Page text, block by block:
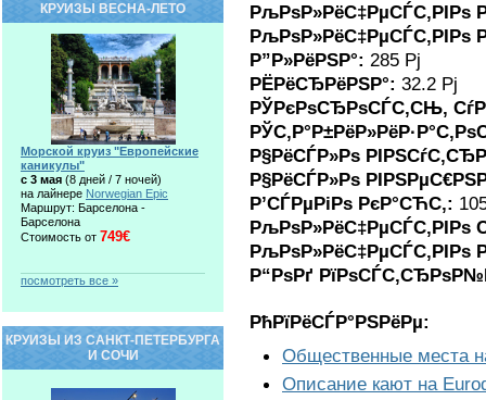
РљРѕР»РёС‡РµСЃС‚РІРѕ
РљРѕР»РёС‡РµСЃС‚РІРѕ
Р”Р»РёРЅР°: 285 Рј
РЁРёСЂРёРЅР°: 32.2 Рј
РЎРєРѕСЂРѕСЃС‚СЊ,
Р§РёСЃР»Рѕ
Р§РёСЃР»Рѕ
Р’СЃРµРіРѕ РєР°СЋС‚:
Р“РѕРґ
РћРїРёСЃР°РЅРёРµ:
Общественные места
Описание кают на
КРУИЗЫ ВЕСНА-ЛЕТО
Морской круиз "Европейские
каникулы"
c 3 мая (8 дней / 7 ночей)
на лайнере Norwegian Epic
Маршрут: Барселона -
Барселона
Стоимость от 749€
посмотреть все »
КРУИЗЫ ИЗ САНКТ-ПЕТЕРБУРГА
И СОЧИ